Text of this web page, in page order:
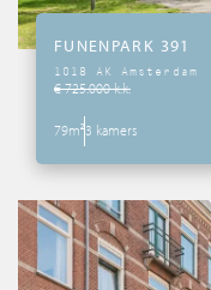
FUNENPARK 391
1018 AK Amsterdam
€ 725.000 k.k.
79m²3 kamers